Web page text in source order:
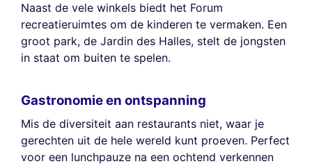
Naast de vele winkels biedt het Forum
recreatieruimtes om de kinderen te vermaken. Een
groot park, de Jardin des Halles, stelt de jongsten
in staat om buiten te spelen.
Gastronomie en ontspanning
Mis de diversiteit aan restaurants niet, waar je
gerechten uit de hele wereld kunt proeven. Perfect
voor een lunchpauze na een ochtend verkennen